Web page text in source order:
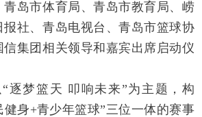
岛市体育局、青岛市教育局、崂
报社、青岛电视台、青岛市篮球协
集团相关领导和嘉宾出席启动仪
逐梦篮天 叩响未来”为主题，构
健身+青少年篮球”三位一体的赛事